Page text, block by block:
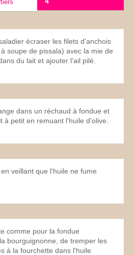
écraser les filets d'anchois
soupe de pissala) avec la mie de
du lait et ajouter l'ail pilé.
dans un réchaud à fondue et
à petit en remuant l'huile d'olive.
veillant que l'huile ne fume
comme pour la fondue
bourguignonne, de tremper les
à la fourchette dans l'huile